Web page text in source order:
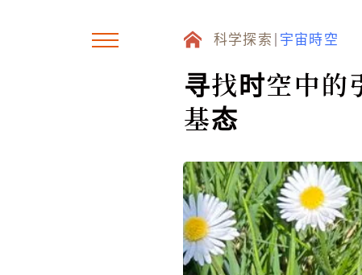
科学探索 宇宙時空
寻找时空中的
基态